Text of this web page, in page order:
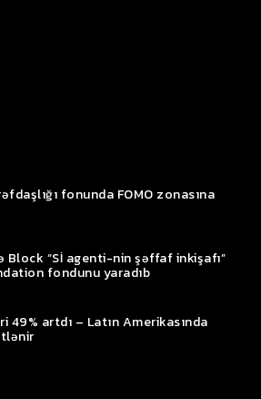
fonunda FOMO zonasına
Block “Sİ agenti-nin şəffaf inkişafı”
fondunu yaradıb
49% artdı – Latın Amerikasında